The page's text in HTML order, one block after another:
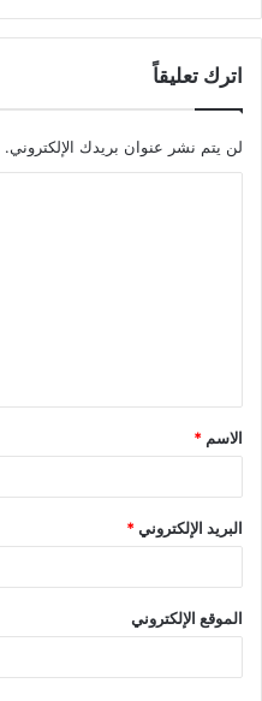
اترك تعليقاً
لن يتم نشر عنوان بريدك الإلكتروني.
ق
*
الاسم *
البريد الإلكتروني*
الموقع الإلكتروني